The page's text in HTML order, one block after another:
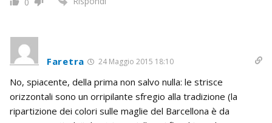
Faretra 24 Maggio 2015 18:10
No, spiacente, della prima non salvo nulla: le strisce
orizzontali sono un orripilante sfregio alla tradizione (la
ripartizione dei colori sulle maglie del Barcellona è da